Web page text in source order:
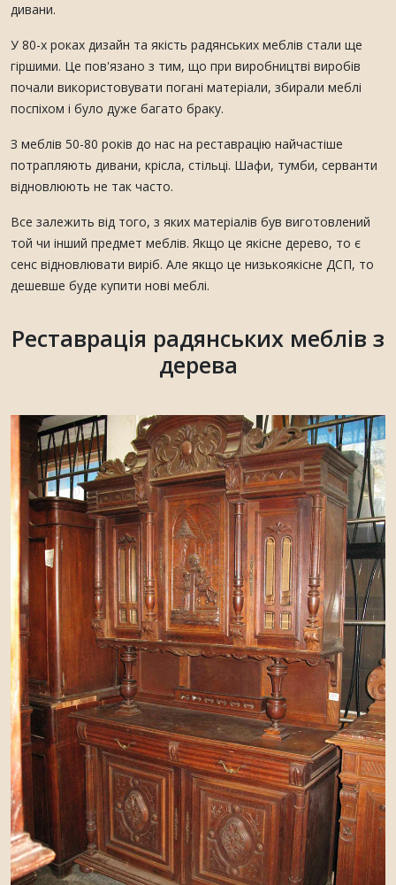
дивани.
У 80-х роках дизайн та якість радянських меблів стали ще
гіршими. Це пов'язано з тим, що при виробництві виробів
почали використовувати погані матеріали, збирали меблі
поспіхом і було дуже багато браку.
З меблів 50-80 років до нас на реставрацію найчастіше
потрапляють дивани, крісла, стільці. Шафи, тумби, серванти
відновлюють не так часто.
Все залежить від того, з яких матеріалів був виготовлений
той чи інший предмет меблів. Якщо це якісне дерево, то є
сенс відновлювати виріб. Але якщо це низькоякісне ДСП, то
дешевше буде купити нові меблі.
Реставрація радянських меблів з
дерева